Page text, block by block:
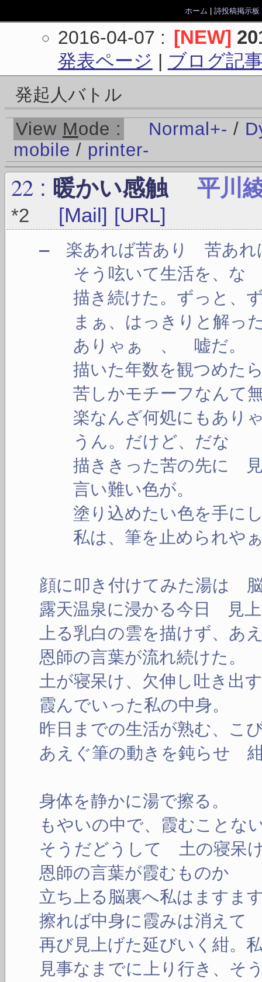
ホーム 詩投稿掲示板
2016-04-07 : [NEW]
発表ページ | ブログ記
発起人バトル
View Mode : Normal +- /
mobile / printer-
22 : 暖かい感触 平川
*2 [Mail] [URL]
― 楽あれば苦あり 苦あれ
そう呟いて生活を、な
描き続けた。ずっと、
まぁ、はっきりと解っ
ありゃぁ 、 嘘だ。
描いた年数を観つめた
苦しかモチーフなんて
楽なんざ何処にもあり
うん。だけど、だな
描ききった苦の先に 見
言い難い色が。
塗り込めたい色を手に
私は、筆を止められや
顔に叩き付けてみた湯は
露天温泉に浸かる今日 見
上る乳白の雲を描けず、
恩師の言葉が流れ続けた。
土が寝呆け、欠伸し吐き出
霞んでいった私の中身。
昨日までの生活が熟む、こ
あえぐ筆の動きを鈍らせ
身体を静かに湯で擦る。
もやいの中で、霞むことな
そうだどうして 土の寝呆
恩師の言葉が霞むものか
立ち上る脳裏へ私はますま
擦れば中身に霞みは消えて
再び見上げた延びいく紺。
見事なまでに上り行き、そ